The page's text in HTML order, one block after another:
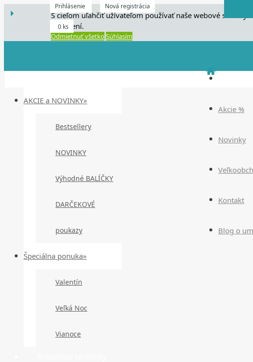
S cieľom uľahčiť užívateľom používať naše webové
zariadení.
Odmietnuť všetko Súhlasím
Akcie %
Novinky
Kontakt
Blog o
Prihlásenie Nová registrácia
0 ks
AKCIE a NOVINKY»
Bestsellery
NOVINKY
Výhodné BALÍČKY
DARČEKOVÉ
poukazy
Špeciálna ponuka»
Valentín
Veľká Noc
Vianoce